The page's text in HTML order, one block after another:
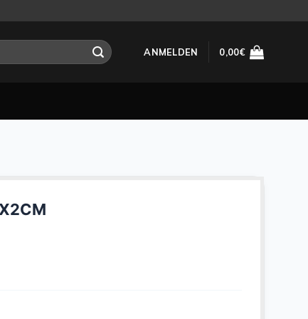
ANMELDEN 0,00€